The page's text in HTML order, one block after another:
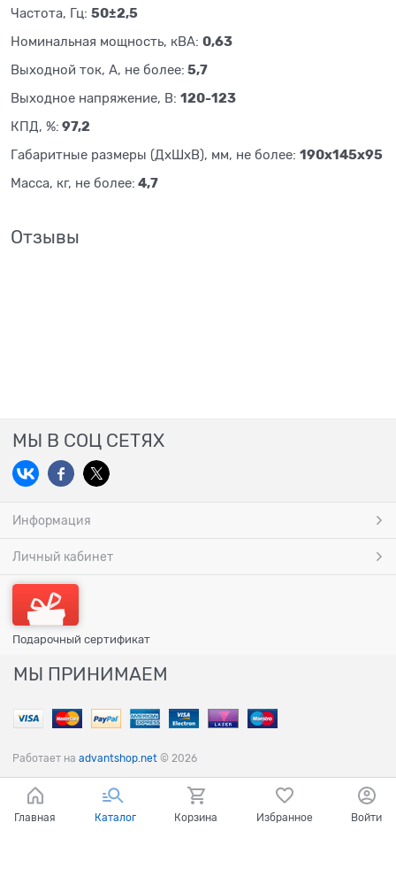
Частота, Гц: 50±2,5
Номинальная мощность, кВА: 0,63
Выходной ток, А, не более: 5,7
Выходное напряжение, В: 120-123
КПД, %: 97,2
Габаритные размеры (ДхШхВ), мм, не более: 190х145х95
Масса, кг, не более: 4,7
Отзывы
МЫ В СОЦ СЕТЯХ
Информация
Личный кабинет
Подарочный сертификат
МЫ ПРИНИМАЕМ
Работает на advantshop.net © 2026
Главная Каталог Корзина Избранное Войти